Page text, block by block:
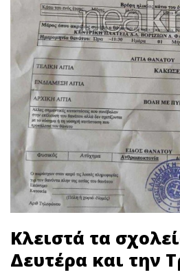
Κλειστά τα
Δευτέρα και την